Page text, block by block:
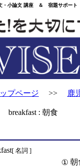
・小論文 講座 ＆ 宿題サポー
ップページ >> 鹿
: 朝食
[ 名詞 ]
① 朝